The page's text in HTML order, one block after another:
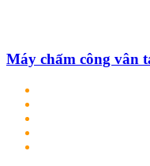
Máy chấm công vân